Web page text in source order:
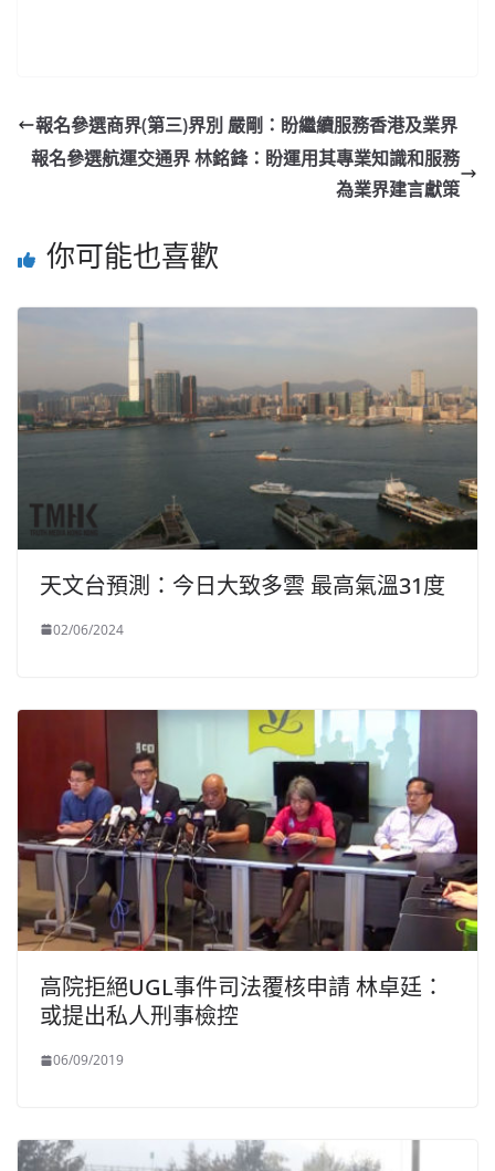
報名參選商界(第三)界別 嚴剛：盼繼續服務香港及業界
報名參選航運交通界 林銘鋒：盼運用其專業知識和服務
為業界建言獻策
你可能也喜歡
天文台預測：今日大致多雲 最高氣溫31度
02/06/2024
高院拒絕UGL事件司法覆核申請 林卓廷：
或提出私人刑事檢控
06/09/2019